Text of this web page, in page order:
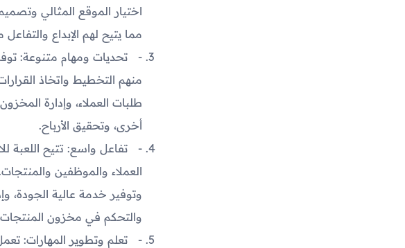
اختيار الموقع المثالي
مما يتيح لهم الإبداع
تحديات ومهام متنوعة:
منهم التخطيط واتخاذ
طلبات العملاء، وإدارة
أخرى، وتحقيق الأرباح.
تفاعل واسع: تتيح اللعبة
العملاء والموظفين
وتوفير خدمة عالية الجودة،
والتحكم في مخزون
تعلم وتطوير المهارات: